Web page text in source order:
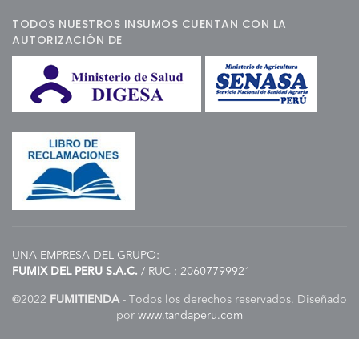
TODOS NUESTROS INSUMOS CUENTAN CON LA
AUTORIZACIÓN DE
UNA EMPRESA DEL GRUPO:
FUMIX DEL PERU S.A.C. / RUC : 20607799921
@2022 FUMITIENDA - Todos los derechos reservados. Diseñado
por www.tandaperu.com